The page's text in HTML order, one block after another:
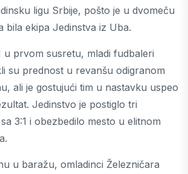
ligu Srbije, pošto je u dvomeču
bila ekipa Jedinstva iz Uba.
u prvom susretu, mladi fudbaleri
su prednost u revanšu odigranom
ali je gostujući tim u nastavku uspeo
Jedinstvo je postiglo tri
3:1 i obezbedilo mesto u elitnom
u baražu, omladinci Železničara